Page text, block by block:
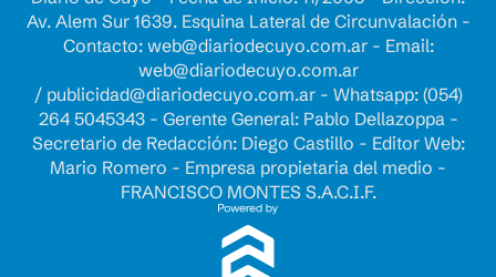
Av. Alem Sur 1639. Esquina Lateral de Circunvalación -
Contacto: web@diariodecuyo.com.ar- Email:
web@diariodecuyo.com.ar
/ publicidad@diariodecuyo.com.ar- Whatsapp: (054)
264 5045343 - Gerente General: Pablo Dellazoppa -
Secretario de Redacción: Diego Castillo - Editor Web:
Mario Romero - Empresa propietaria del medio -
FRANCISCO MONTES S.A.C.I.F.